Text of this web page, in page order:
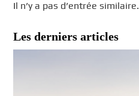
Il n’y a pas d’entrée similaire.
Les derniers articles